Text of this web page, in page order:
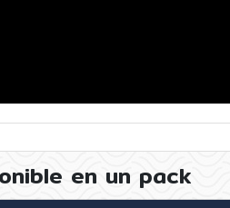
en un pack